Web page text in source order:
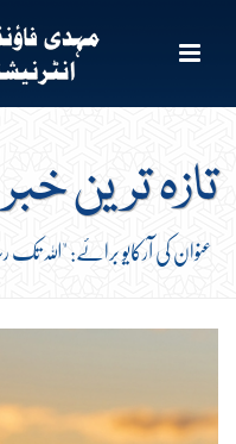
تازہ ترین
عنوان کی آرکایو برائے: "اللہ تک